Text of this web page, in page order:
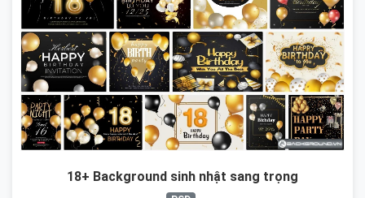
18+ Background sinh nhật sang trọng